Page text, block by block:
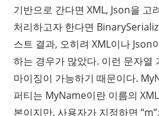
기반으로 간다면 XML, Json을 고
처리하고자 한다면
스트 결과, 오히려 XML이나 Json
하는 경우가 많았다. 이런 문자열
마이징이 가능하기 때문이다.
퍼티는 MyName이란 이름의
본이지만, 사용자가 지정하면